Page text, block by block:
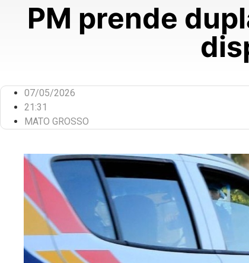
PM prende
07/05/2026
21:31
MATO GROSSO